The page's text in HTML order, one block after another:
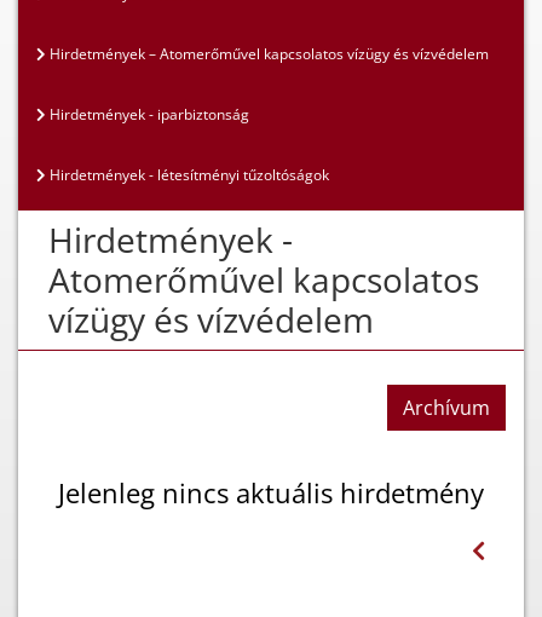
Hirdetmények – Atomerőművel kapcsolatos vízügy és vízvédelem
Hirdetmények - iparbiztonság
Hirdetmények - létesítményi tűzoltóságok
Hirdetmények -
Atomerőművel kapcsolatos
vízügy és vízvédelem
Archívum
Jelenleg nincs aktuális hirdetmény